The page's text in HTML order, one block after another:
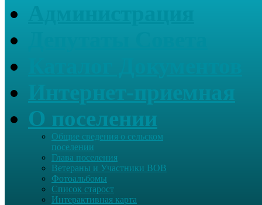
О поселении
Общие сведения о сельском
поселении
Глава поселения
Ветераны и Участники ВОВ
Фотоальбомы
Список старост
Интерактивная карта